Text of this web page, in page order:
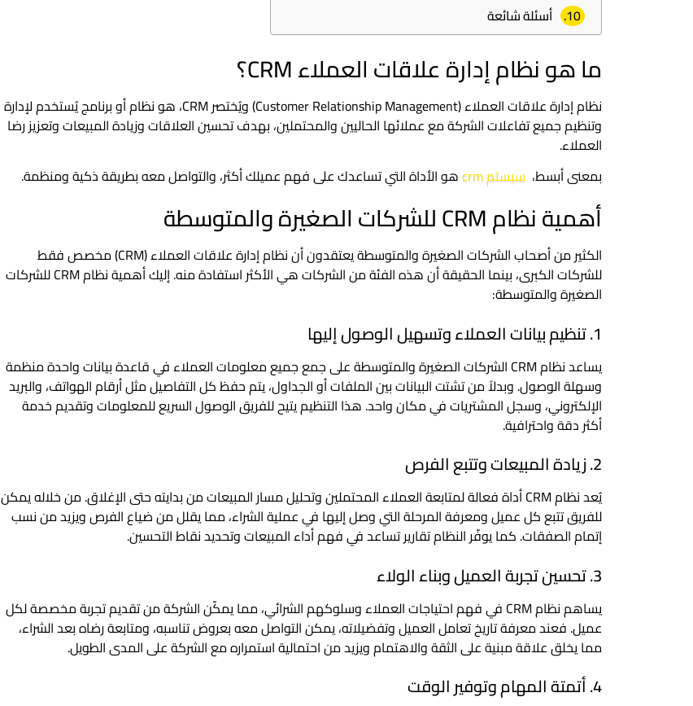
أسئلة شائعة
ما هو نظام إدارة علاقات العملاء CRM؟
نظام إدارة علاقات العملاء (Customer Relationship Management) ويُختصر CRM، هو نظام أو برنامج يُستخدم لإدارة
وتنظيم جميع تفاعلات الشركة مع عملائها الحاليين والمحتملين، بهدف تحسين العلاقات وزيادة المبيعات وتعزيز رضا
العملاء.
بمعنى أبسط، سيستم crm هو الأداة التي تساعدك على فهم عميلك أكثر، والتواصل معه بطريقة ذكية ومنظمة.
أهمية نظام CRM للشركات الصغيرة والمتوسطة
الكثير من أصحاب الشركات الصغيرة والمتوسطة يعتقدون أن نظام إدارة علاقات العملاء (CRM) مخصص فقط
للشركات الكبرى، بينما الحقيقة أن هذه الفئة من الشركات هي الأكثر استفادة منه. إليك أهمية نظام CRM للشركات
الصغيرة والمتوسطة:
1. تنظيم بيانات العملاء وتسهيل الوصول إليها
يساعد نظام CRM الشركات الصغيرة والمتوسطة على جمع جميع معلومات العملاء في قاعدة بيانات واحدة منظمة
وسهلة الوصول. وبدلاً من تشتت البيانات بين الملفات أو الجداول، يتم حفظ كل التفاصيل مثل أرقام الهواتف، والبريد
الإلكتروني، وسجل المشتريات في مكان واحد. هذا التنظيم يتيح للفريق الوصول السريع للمعلومات وتقديم خدمة
أكثر دقة واحترافية.
2. زيادة المبيعات وتتبع الفرص
يُعد نظام CRM أداة فعالة لمتابعة العملاء المحتملين وتحليل مسار المبيعات من بدايته حتى الإغلاق. من خلاله يمكن
للفريق تتبع كل عميل ومعرفة المرحلة التي وصل إليها في عملية الشراء، مما يقلل من ضياع الفرص ويزيد من نسب
إتمام الصفقات. كما يوفّر النظام تقارير تساعد في فهم أداء المبيعات وتحديد نقاط التحسين.
3. تحسين تجربة العميل وبناء الولاء
يساهم نظام CRM في فهم احتياجات العملاء وسلوكهم الشرائي، مما يمكّن الشركة من تقديم تجربة مخصصة لكل
عميل. فعند معرفة تاريخ تعامل العميل وتفضيلاته، يمكن التواصل معه بعروض تناسبه، ومتابعة رضاه بعد الشراء،
مما يخلق علاقة مبنية على الثقة والاهتمام ويزيد من احتمالية استمراره مع الشركة على المدى الطويل.
4. أتمتة المهام وتوفير الوقت